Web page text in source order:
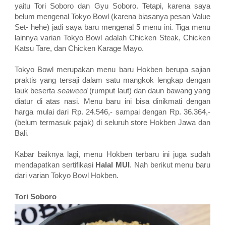
yaitu Tori Soboro dan Gyu Soboro. Tetapi, karena saya
belum mengenal Tokyo Bowl (karena biasanya pesan Value
Set- hehe) jadi saya baru mengenal 5 menu ini. Tiga menu
lainnya varian Tokyo Bowl adalah Chicken Steak, Chicken
Katsu Tare, dan Chicken Karage Mayo.
Tokyo Bowl merupakan menu baru Hokben berupa sajian
praktis yang tersaji dalam satu mangkok lengkap dengan
lauk beserta seaweed(rumput laut) dan daun bawang yang
diatur di atas nasi. Menu baru ini bisa dinikmati dengan
harga mulai dari Rp. 24.546,- sampai dengan Rp. 36.364,-
(belum termasuk pajak) di seluruh store Hokben Jawa dan
Bali.
Kabar baiknya lagi, menu Hokben terbaru ini juga sudah
mendapatkan sertifikasi Halal MUI. Nah berikut menu baru
dari varian Tokyo Bowl Hokben.
Tori Soboro